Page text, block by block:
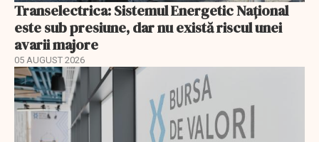
Transelectrica: Sistemul Energetic Național
este sub presiune, dar nu există riscul unei
avarii majore
05 AUGUST 2026